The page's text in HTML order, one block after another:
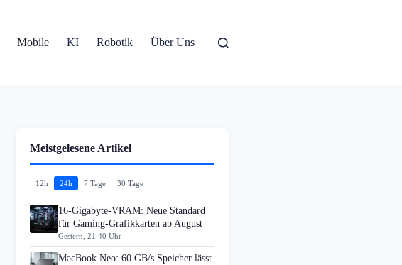
Mobile KI Robotik Über Uns
Meistgelesene Artikel
12h 24h 7 Tage 30 Tage
16-Gigabyte-VRAM: Neue Standard
für Gaming-Grafikkarten ab August
Gestern, 21:40 Uhr
MacBook Neo: 60 GB/s Speicher lässt